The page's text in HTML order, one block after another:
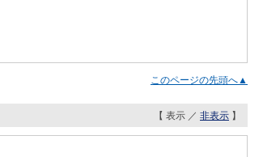
このページの先頭へ▲
【 表示 ／ 非表示 】